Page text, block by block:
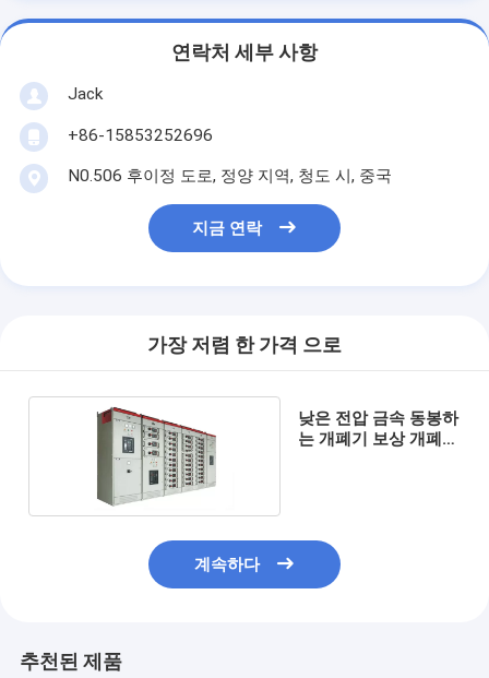
연락처 세부 사항
Jack
+86-15853252696
N0.506 후이정 도로, 정양 지역, 청도 시, 중국
지금 연락
가장 저렴 한 가격 으로
낮은 전압 금속 동봉하
는 개폐기 보상 개폐기
계속하다
추천된 제품